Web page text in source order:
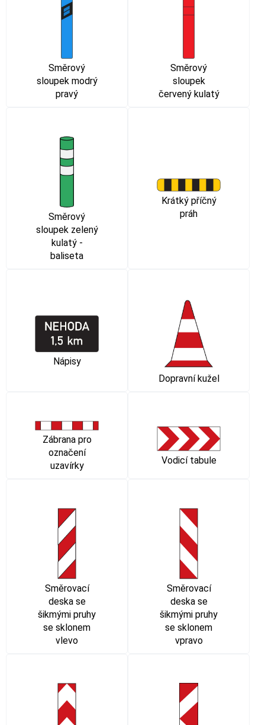
Směrový
sloupek modrý
pravý
Směrový
sloupek
červený kulatý
Směrový
sloupek zelený
kulatý -
baliseta
Krátký příčný
práh
Nápisy
Dopravní kužel
Zábrana pro
označení
uzavírky
Vodicí tabule
Směrovací
deska se
šikmými pruhy
se sklonem
vlevo
Směrovací
deska se
šikmými pruhy
se sklonem
vpravo